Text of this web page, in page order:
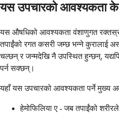
यस उपचारको आवश्यकता
यस औषधिको आवश्यकता वंशाणुगत
तपाईंको रगत कसरी जम्छ भन्ने कुरालाई
चल्छन् र जन्मदेखि नै उपस्थित हुन्छन्,
पर्न सक्छन्।
यहाँ यस उपचारको आवश्यकता पर्ने मुख्य
हेमोफिलिया ए - जब तपाईंको